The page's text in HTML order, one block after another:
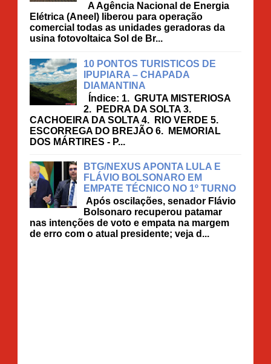
A Agência Nacional de Energia
Elétrica (Aneel) liberou para operação
comercial todas as unidades geradoras da
usina fotovoltaica Sol de Br...
10 PONTOS TURISTICOS DE
IPUPIARA – CHAPADA
DIAMANTINA
Índice: 1. GRUTA MISTERIOSA
2. PEDRA DA SOLTA 3.
CACHOEIRA DA SOLTA 4. RIO VERDE 5.
ESCORREGA DO BREJÃO 6. MEMORIAL
DOS MÁRTIRES - P...
BTG/NEXUS APONTA LULA E
FLÁVIO BOLSONARO EM
EMPATE TÉCNICO NO 1º TURNO
Após oscilações, senador Flávio
Bolsonaro recuperou patamar
nas intenções de voto e empata na margem
de erro com o atual presidente; veja d...